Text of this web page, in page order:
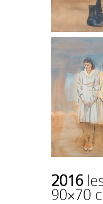
2016
90×70